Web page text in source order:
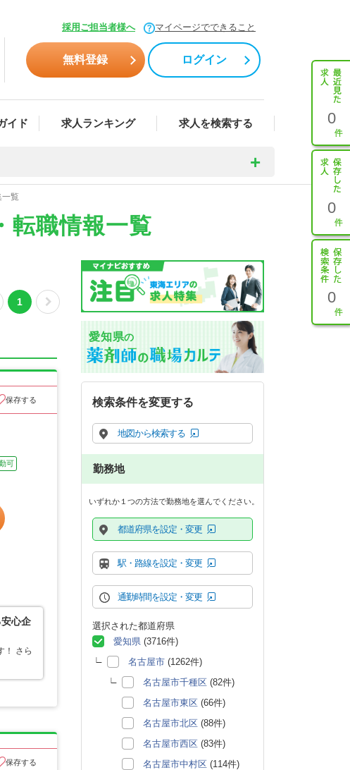
採用ご担当者様へ マイページでできること
無料登録 ログイン
イド 求人ランキング 求人を検索する 0
0
0
覧
転職情報一覧
1
保存する
可
心企
！ さら
保存する
愛知県の
検索条件を変更する
地図から検索する
勤務地
いずれか１つの方法で勤務地を選んでください。
都道府県を設定・変更
駅・路線を設定・変更
通勤時間を設定・変更
選択された都道府県
愛知県 (3716件)
名古屋市 (1262件)
名古屋市千種区 (82件)
名古屋市東区 (66件)
名古屋市北区 (88件)
名古屋市西区 (83件)
名古屋市中村区 (114件)